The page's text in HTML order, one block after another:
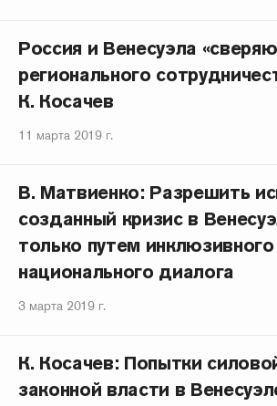
Россия и Венесуэла
регионального
К. Косачев
11 марта 2019 г.
В. Матвиенко: Разрешить
созданный кризис в
только путем инклюзивного
национального диалога
3 марта 2019 г.
К. Косачев: Попытки
законной власти в